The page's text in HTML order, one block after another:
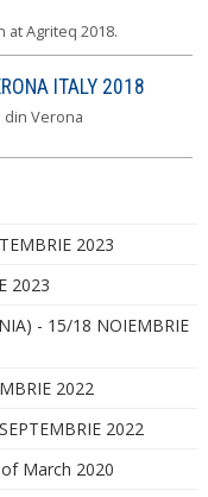
at Agriteq 2018.
ITALY 2018
din Verona
2023
2023
- 15/18 NOIEMBRIE
2022
2022
March 2020